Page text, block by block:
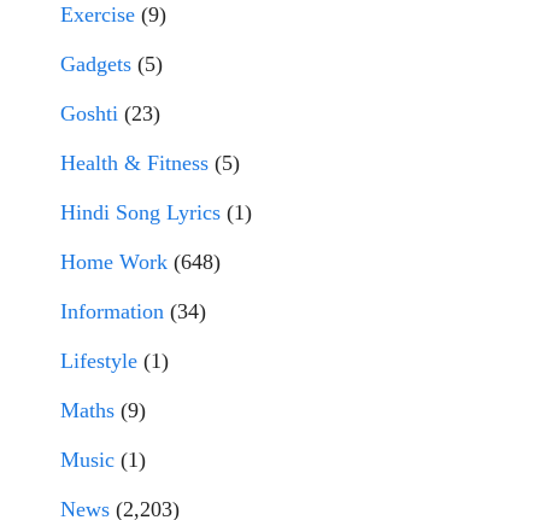
Exercise (9)
Gadgets (5)
Goshti (23)
Health & Fitness (5)
Hindi Song Lyrics (1)
Home Work (648)
Information (34)
Lifestyle (1)
Maths (9)
Music (1)
News (2,203)